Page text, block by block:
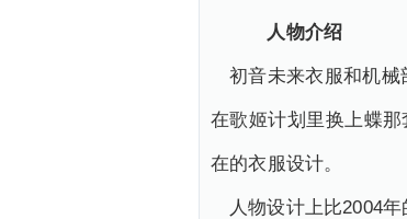
人物介绍
初音未来衣服和机械
在歌姬计划里换上蝶
在的衣服设计。
人物设计上比2004